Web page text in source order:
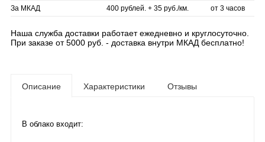
За МКАД
400 рублей. + 35 руб./км. от 3 часов
Наша служба доставки работает ежедневно и круглосуточно.
При заказе от 5000 руб. - доставка внутри МКАД бесплатно!
Описание Характеристики Отзывы
В облако входит: